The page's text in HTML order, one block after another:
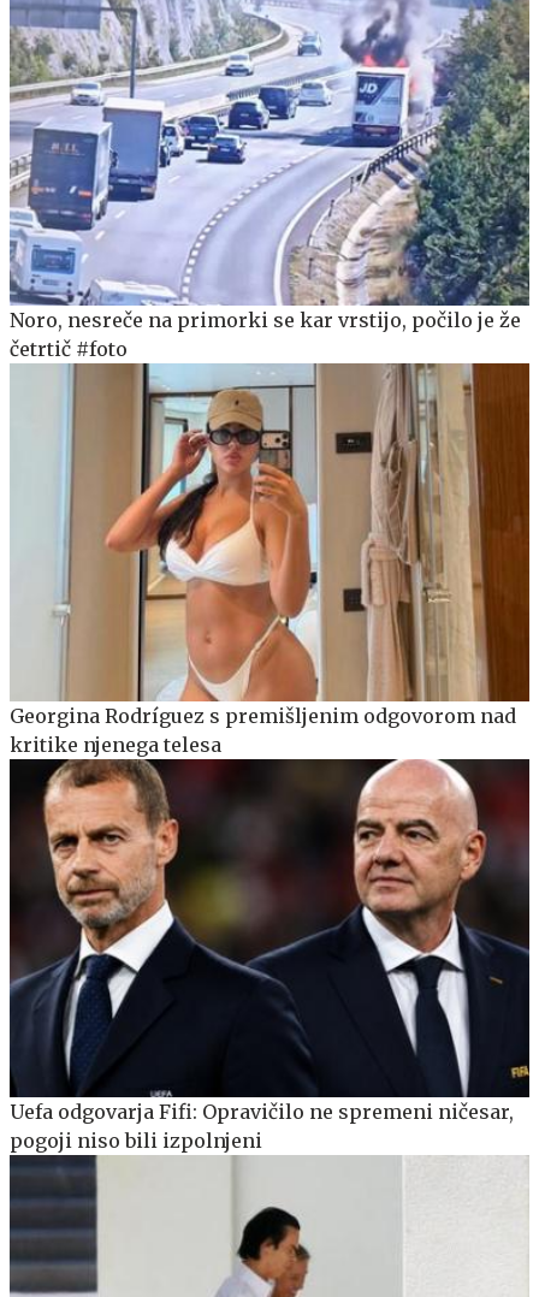
Noro, nesreče na primorki se kar vrstijo, počilo je že
četrtič #foto
Georgina Rodríguez s premišljenim odgovorom nad
kritike njenega telesa
Uefa odgovarja Fifi: Opravičilo ne spremeni ničesar,
pogoji niso bili izpolnjeni